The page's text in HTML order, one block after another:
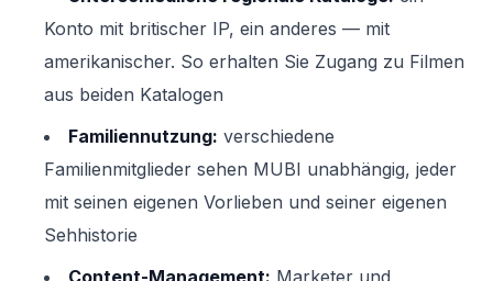
Konto mit britischer IP, ein anderes — mit
amerikanischer. So erhalten Sie Zugang zu Filmen
aus beiden Katalogen
Familiennutzung: verschiedene
Familienmitglieder sehen MUBI unabhängig, jeder
mit seinen eigenen Vorlieben und seiner eigenen
Sehhistorie
Content-Management: Marketer und